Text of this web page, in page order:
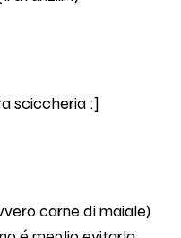
sciccheria :]
carne di maiale)